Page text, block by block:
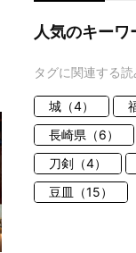
人気のキーワ
タグに関連する
城（4）
長崎県（6）
刀剣（4）
豆皿（15）